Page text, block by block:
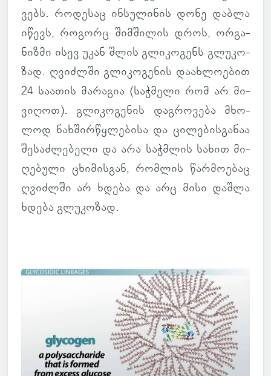
ვებს. რო­დე­საც ინ­სუ­ლი­ნის დონე დაბლა
იწევს, რო­გორც შიმ­ში­ლის დროს, ორ­გა­
ნიზმი ისევ უკან შლის გლი­კო­გენს გლუ­კო­
ზად. ღვიძ­ლში გლი­კო­გე­ნის და­ახ­ლო­ე­ბით
24 სა­ა­თის მა­რა­გია (საჭ­მელი რომ არ მი­
ვი­ღოთ). გლი­კო­გე­ნის დაგ­რო­ვება მხო­
ლოდ ნახ­შირ­წყლე­ბისა და ცი­ლე­ბის­გა­ნაა
შე­საძ­ლე­ბელი და არა საჭ­მლის სახით მი­
ღე­ბული ცხი­მის­გან, რომ­ლის წარ­მო­ე­ბაც
ღვიძ­ლში არ ხდება და არც მისი დაშლა
ხდება გლუ­კო­ზად.